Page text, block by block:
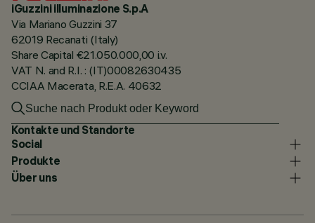
iGuzzini illuminazione S.p.A
Via Mariano Guzzini 37
62019 Recanati (Italy)
Share Capital €21.050.000,00 i.v.
VAT N. and R.I. : (IT)00082630435
CCIAA Macerata, R.E.A. 40632
Kontakte und Standorte
Social
Produkte
Über uns